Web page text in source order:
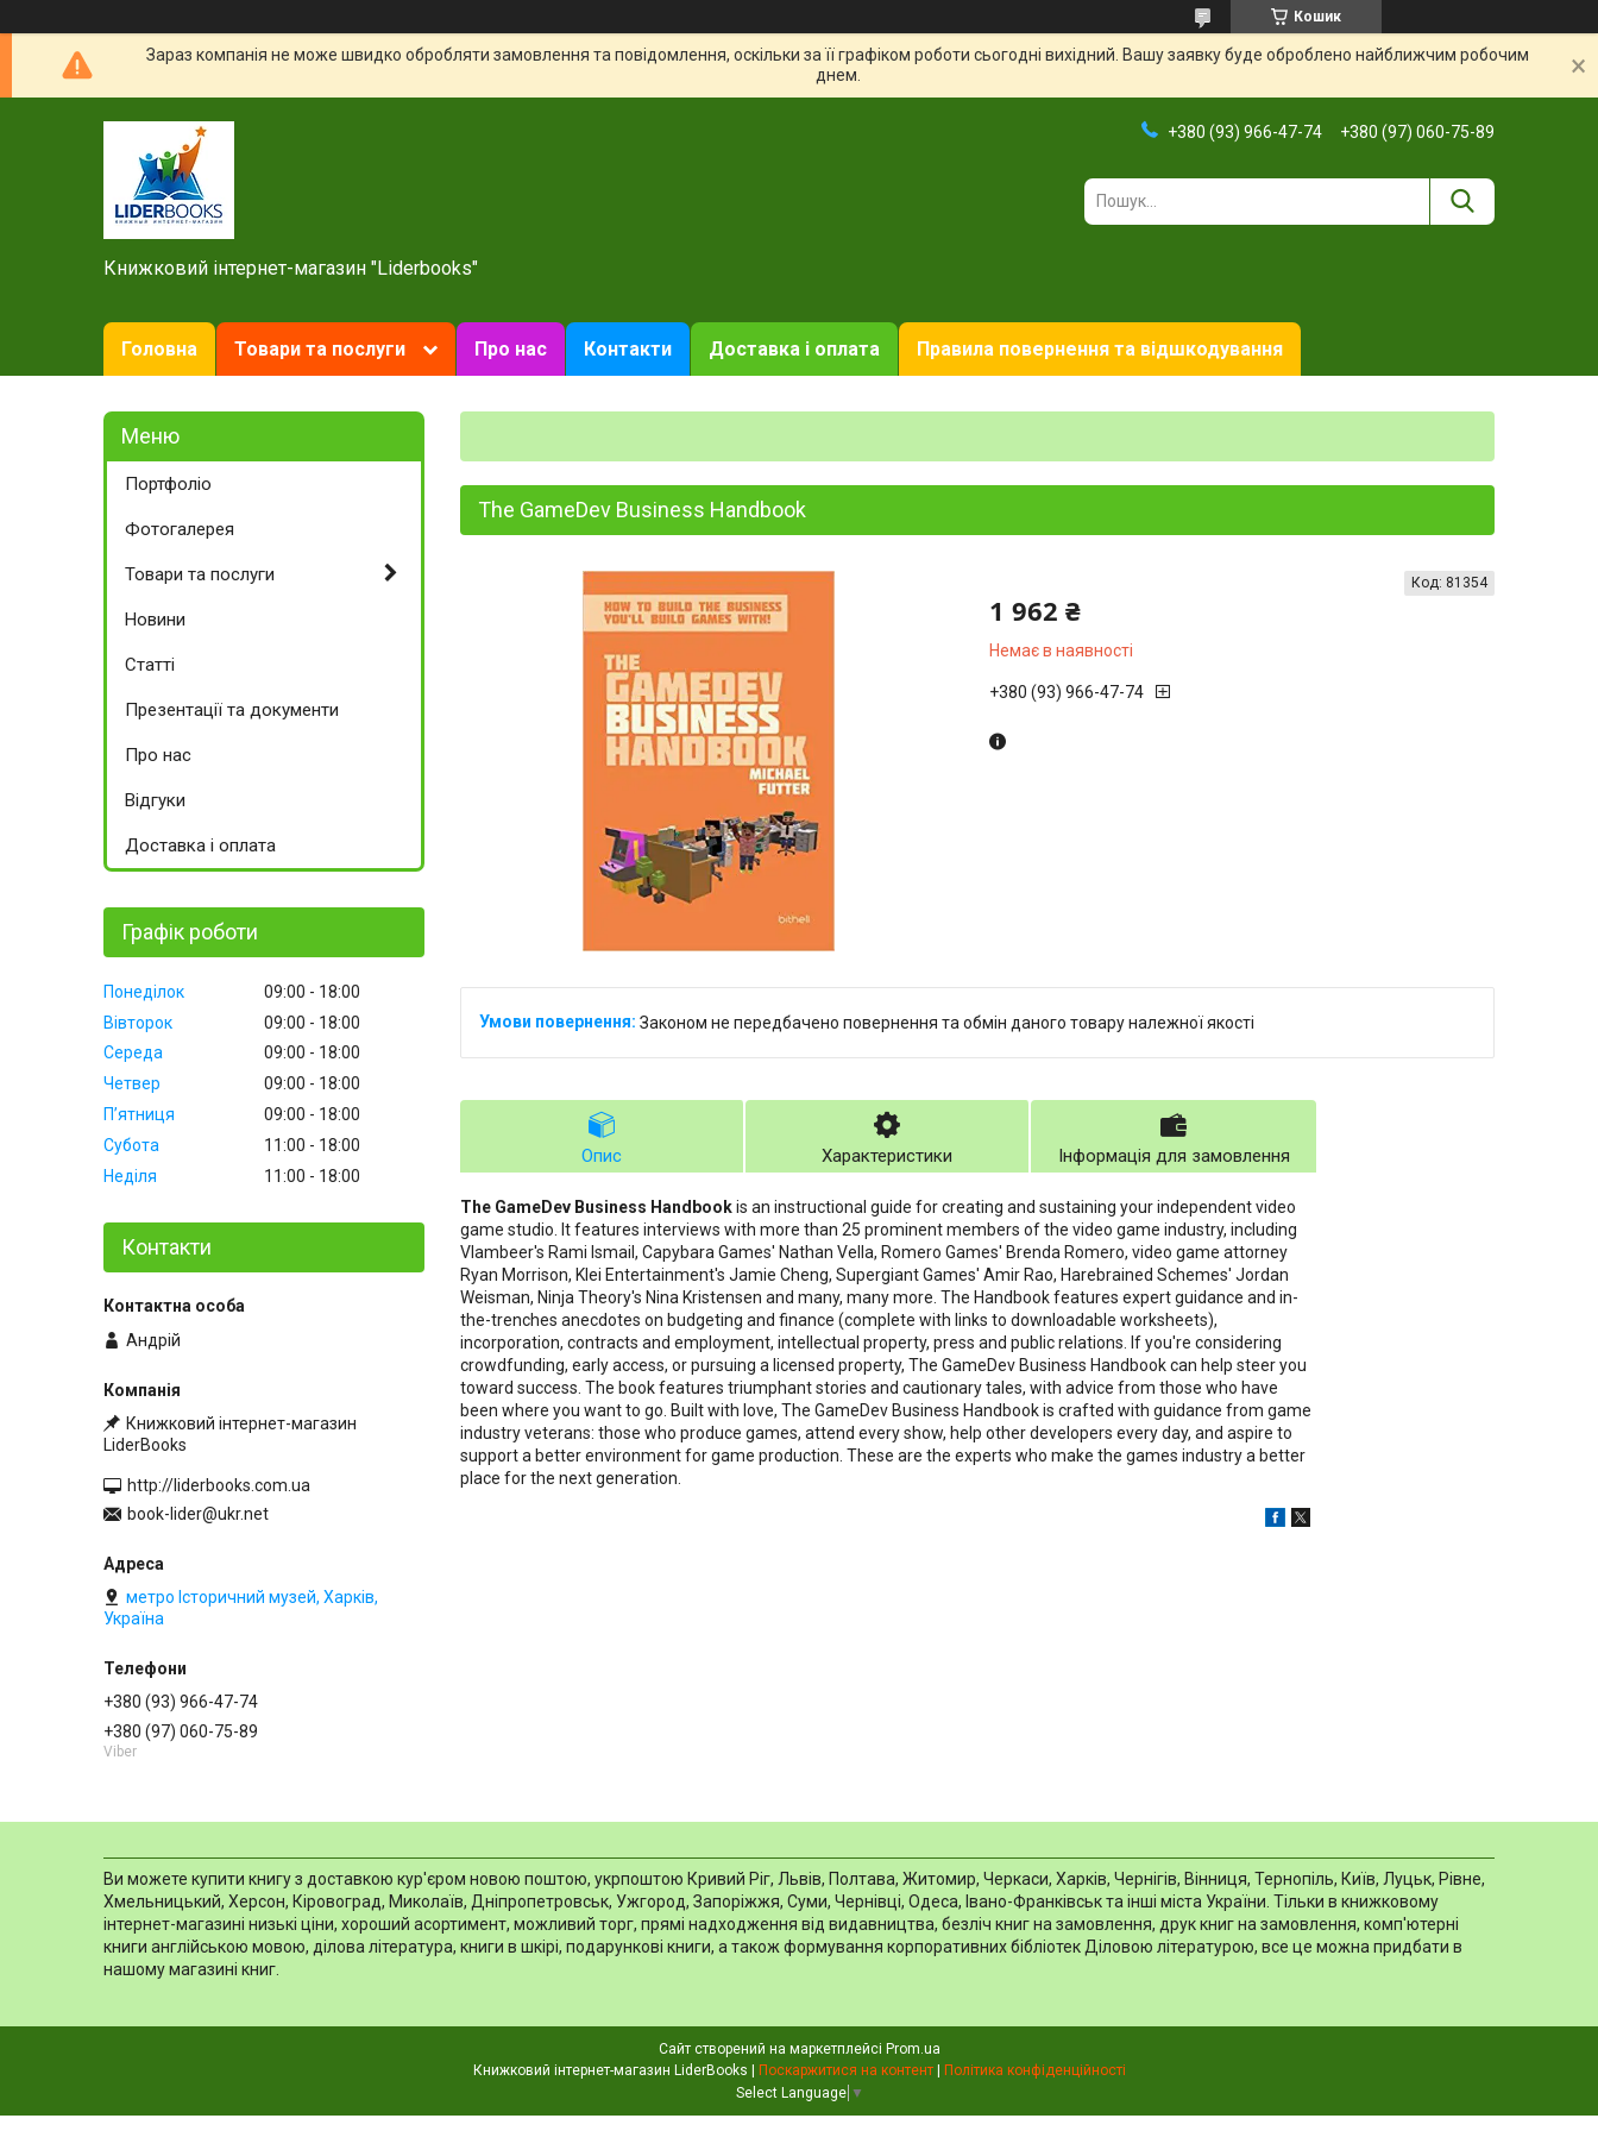
Кошик
Зараз компанія не може швидко обробляти замовлення та повідомлення, оскільки за її графіком роботи сьогодні вихідний. Вашу заявку буде оброблено найближчим робочим
днем.
Книжковий інтернет-магазин "Liderbooks"
+380 (93) 966-47-74 +380 (97) 060-75-89
Головна Товари та послуги Про нас Контакти Доставка і оплата Правила повернення та відшкодування
The GameDev Business Handbook
1 962 ₴
Немає в наявності
Код: 81354
+380 (93) 966-47-74
Законом не передбачено повернення та обмін даного товару належної якості
Опис Характеристики Інформація для замовлення
The GameDev Business Handbookis an instructional guide for creating and sustaining your independent video
game studio. It features interviews with more than 25 prominent members of the video game industry, including
Vlambeer's Rami Ismail, Capybara Games' Nathan Vella, Romero Games' Brenda Romero, video game attorney
Ryan Morrison, Klei Entertainment's Jamie Cheng, Supergiant Games' Amir Rao, Harebrained Schemes' Jordan
Weisman, Ninja Theory's Nina Kristensen and many, many more. The Handbook features expert guidance and in-
the-trenches anecdotes on budgeting and finance (complete with links to downloadable worksheets),
incorporation, contracts and employment, intellectual property, press and public relations. If you're considering
crowdfunding, early access, or pursuing a licensed property, The GameDev Business Handbook can help steer you
toward success. The book features triumphant stories and cautionary tales, with advice from those who have
been where you want to go. Built with love, The GameDev Business Handbook is crafted with guidance from game
industry veterans: those who produce games, attend every show, help other developers every day, and aspire to
support a better environment for game production. These are the experts who make the games industry a better
place for the next generation.
Портфоліо
Фотогалерея
Товари та послуги
Новини
Статті
Презентації та документи
Про нас
Відгуки
Доставка і оплата
Графік роботи
Понеділок 09:00
18:00
Вівторок
09:00
18:00
Середа
09:00
18:00
Четвер
09:00
18:00
Пʼятниця
09:00
18:00
Субота
11:00
18:00
Неділя
11:00 18:00
Контакти
Андрій
Книжковий інтернет-магазин
LiderBooks
http://liderbooks.com.ua
book-lider@ukr.net
метро Історичний музей, Харків,
Україна
+380 (93) 966-47-74
+380 (97) 060-75-89
Viber
Ви можете купити книгу з доставкою кур'єром новою поштою, укрпоштою Кривий Ріг, Львів, Полтава, Житомир, Черкаси, Харків, Чернігів, Вінниця, Тернопіль, Київ, Луцьк, Рівне,
Хмельницький, Херсон, Кіровоград, Миколаїв, Дніпропетровськ, Ужгород, Запоріжжя, Суми, Чернівці, Одеса, Івано-Франківськ та інші міста України. Тільки в книжковому
інтернет-магазині низькі ціни, хороший асортимент, можливий торг, прямі надходження від видавництва, безліч книг на замовлення, друк книг на замовлення, комп'ютерні
книги англійською мовою, ділова література, книги в шкірі, подарункові книги, а також формування корпоративних бібліотек Діловою літературою, все це можна придбати в
нашому магазині книг.
Сайт створений на маркетплейсі Prom.ua
Поскаржитися на контент
Політика конфіденційності
Select Language ▼